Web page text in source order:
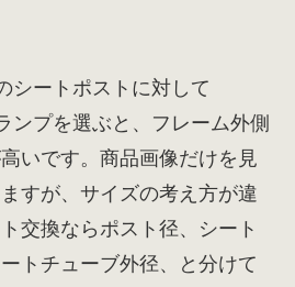
シートポストに対して
ンプを選ぶと、フレーム外側
いです。商品画像だけを見
すが、サイズの考え方が違
交換ならポスト径、シート
トチューブ外径、と分けて